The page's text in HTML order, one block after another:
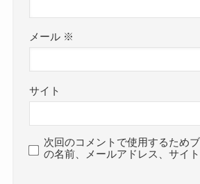
メール ※
サイト
次回のコメントで使用するため
の名前、メールアドレス、サイト